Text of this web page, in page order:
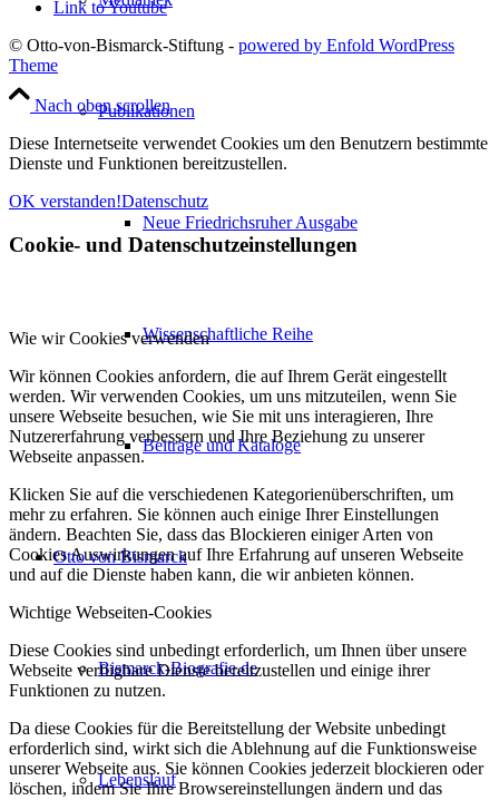
Publikationen
Neue Friedrichsruher Ausgabe
Wissenschaftliche Reihe
Beiträge und Kataloge
Otto von Bismarck
Bismarck-Biografie.de
Lebenslauf
Link to Youtube
© Otto-von-Bismarck-Stiftung - powered by Enfold WordPress
Theme
Nach oben scrollen
Diese Internetseite verwendet Cookies um den Benutzern bestimmte
Dienste und Funktionen bereitzustellen.
OK verstanden!Datenschutz
Cookie- und Datenschutzeinstellungen
Wie wir Cookies verwenden
Wir können Cookies anfordern, die auf Ihrem Gerät eingestellt
werden. Wir verwenden Cookies, um uns mitzuteilen, wenn Sie
unsere Webseite besuchen, wie Sie mit uns interagieren, Ihre
Nutzererfahrung verbessern und Ihre Beziehung zu unserer
Webseite anpassen.
Klicken Sie auf die verschiedenen Kategorienüberschriften, um
mehr zu erfahren. Sie können auch einige Ihrer Einstellungen
ändern. Beachten Sie, dass das Blockieren einiger Arten von
Cookies Auswirkungen auf Ihre Erfahrung auf unseren Webseite
und auf die Dienste haben kann, die wir anbieten können.
Wichtige Webseiten-Cookies
Diese Cookies sind unbedingt erforderlich, um Ihnen über unsere
Webseite verfügbare Dienste bereitzustellen und einige ihrer
Funktionen zu nutzen.
Da diese Cookies für die Bereitstellung der Website unbedingt
erforderlich sind, wirkt sich die Ablehnung auf die Funktionsweise
unserer Webseite aus. Sie können Cookies jederzeit blockieren oder
löschen, indem Sie Ihre Browsereinstellungen ändern und das